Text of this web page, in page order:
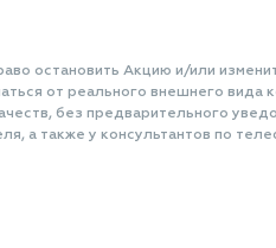
остановить Акцию и/или
от реального внешнего вида
без предварительного
а также у консультантов по